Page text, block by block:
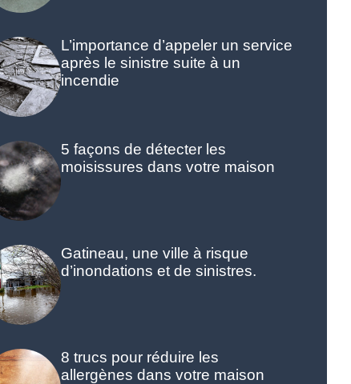
L’importance d’appeler un service
après le sinistre suite à un
incendie
5 façons de détecter les
moisissures dans votre maison
Gatineau, une ville à risque
d’inondations et de sinistres.
8 trucs pour réduire les
allergènes dans votre maison